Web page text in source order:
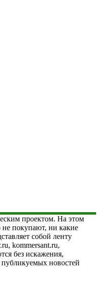
проектом. На этом
не покупают, ни какие
собой ленту
kommersant.ru,
без искажения,
публикуемых новостей